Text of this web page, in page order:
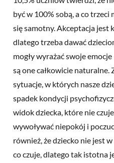
być w 100% sobą, a co trzeci
się samotny. Akceptacja jest
dlatego trzeba dawać
mogły wyrażać swoje
są one całkowicie
sytuacje, w których nasze
spadek kondycji
widok dziecka, które nie
wywoływać niepokój i
również, że dziecko nie jest
co czuje, dlatego tak istotna